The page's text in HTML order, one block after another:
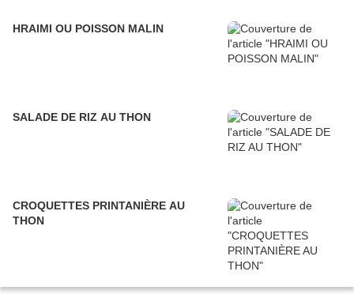
HRAIMI OU POISSON MALIN
SALADE DE RIZ AU THON
CROQUETTES PRINTANIÈRE AU
THON